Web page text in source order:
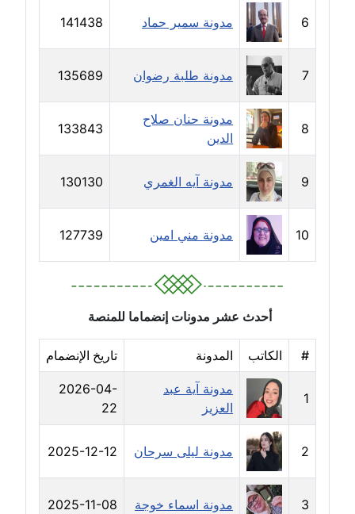
عاملة
مدونة خالد منير
عاملة
مدونة خليل السيد
عاملة
مدونة خولة سعيدان
عاملة
مدونة داليا السعيد
موقوف
مدونة داليا فاروق
عاملة
مدونة داليا نور
عاملة
مدونة دعاء البدري
مدونة دعاء الجابي
عاملة
6 مدونة سمير حماد 141438
7 مدونة طلبة رضوان 135689
8
مدونة حنان صلاح
الدين
133843
9 مدونة آيه الغمري 130130
10 مدونة مني امين 127739
أحدث عشر مدونات إنضماما للمنصة
# الكاتب المدونة تاريخ الإنضمام
1
مدونة آية عبد
العزيز
2026-04-
22
2 مدونة ليلى سرحان 2025-12-12
3 مدونة اسماء خوجة 2025-11-08